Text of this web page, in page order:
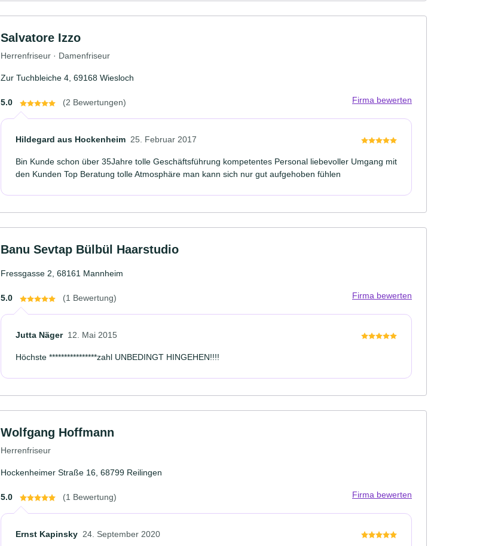
Salvatore Izzo
Herrenfriseur · Damenfriseur
Zur Tuchbleiche 4, 69168 Wiesloch
5.0 (2 Bewertungen) Firma bewerten
Hildegard aus Hockenheim 25. Februar 2017
Bin Kunde schon über 35Jahre tolle Geschäftsführung kompetentes Personal liebevoller Umgang mit
den Kunden Top Beratung tolle Atmosphäre man kann sich nur gut aufgehoben fühlen
Banu Sevtap Bülbül Haarstudio
Fressgasse 2, 68161 Mannheim
5.0 (1 Bewertung) Firma bewerten
Jutta Näger 12. Mai 2015
Höchste ****************zahl UNBEDINGT HINGEHEN!!!!
Wolfgang Hoffmann
Herrenfriseur
Hockenheimer Straße 16, 68799 Reilingen
5.0 (1 Bewertung) Firma bewerten
Ernst Kapinsky 24. September 2020